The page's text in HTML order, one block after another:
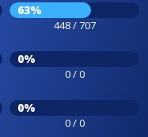
63%
448 / 707
0%
0 / 0
0%
0 / 0